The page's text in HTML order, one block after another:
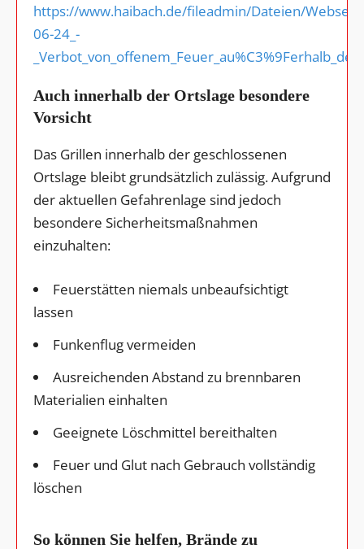
https://www.haibach.de/fileadmin/Dateien/
06-24_-
Auch innerhalb der Ortslage besondere
Vorsicht
Das Grillen innerhalb der geschlossenen
Ortslage bleibt grundsätzlich zulässig. Aufgrund
der aktuellen Gefahrenlage sind jedoch
besondere Sicherheitsmaßnahmen
einzuhalten:
Feuerstätten niemals unbeaufsichtigt
lassen
Funkenflug vermeiden
Ausreichenden Abstand zu brennbaren
Materialien einhalten
Geeignete Löschmittel bereithalten
Feuer und Glut nach Gebrauch vollständig
löschen
So können Sie helfen, Brände zu